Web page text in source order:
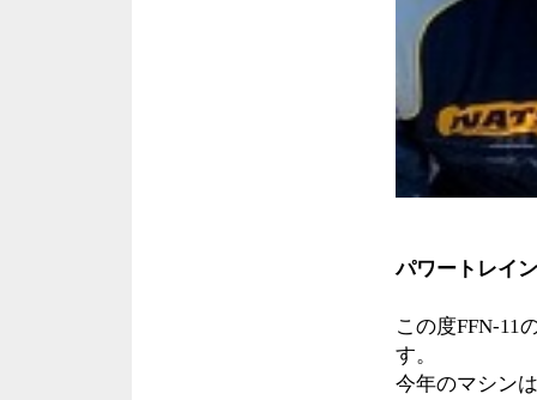
パワートレ
この度FFN‐11
す。
今年のマシン